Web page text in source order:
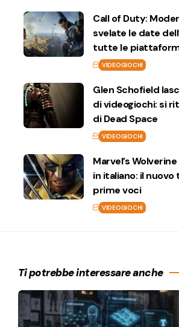
Call of Duty:
svelate le date
tutte le
VIDEOGIOCHI
Glen Schofield
di videogiochi: si
di Dead Space
VIDEOGIOCHI
Marvel’s
in italiano: il nuovo
prime voci
VIDEOGIOCHI
Ti potrebbe interessare anche